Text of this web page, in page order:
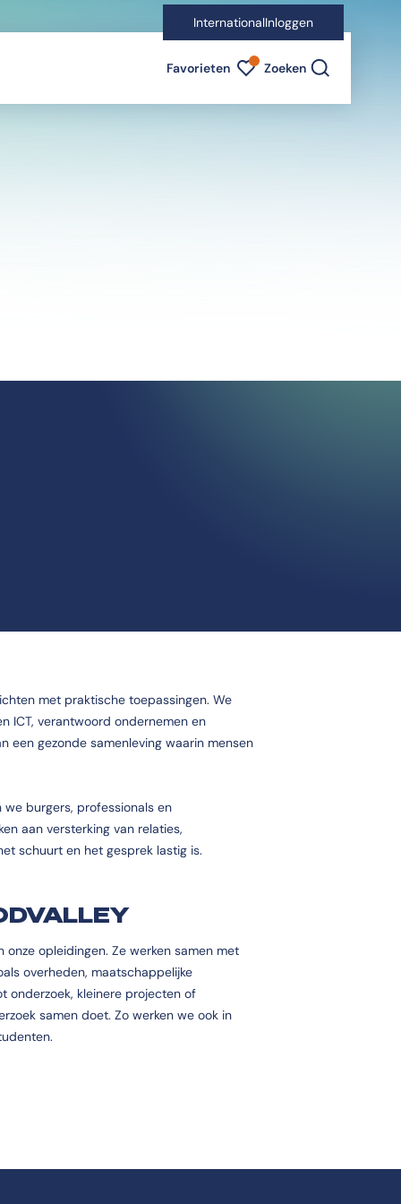
InternationalInloggen
Favorieten Favorieten indicator
Zoeken
met praktische toepassingen. We
ICT, verantwoord ondernemen en
een gezonde samenleving waarin mensen
we burgers, professionals en
aan versterking van relaties,
schuurt en het gesprek lastig is.
opleidingen. Ze werken samen met
overheden, maatschappelijke
onderzoek, kleinere projecten of
samen doet. Zo werken we ook in